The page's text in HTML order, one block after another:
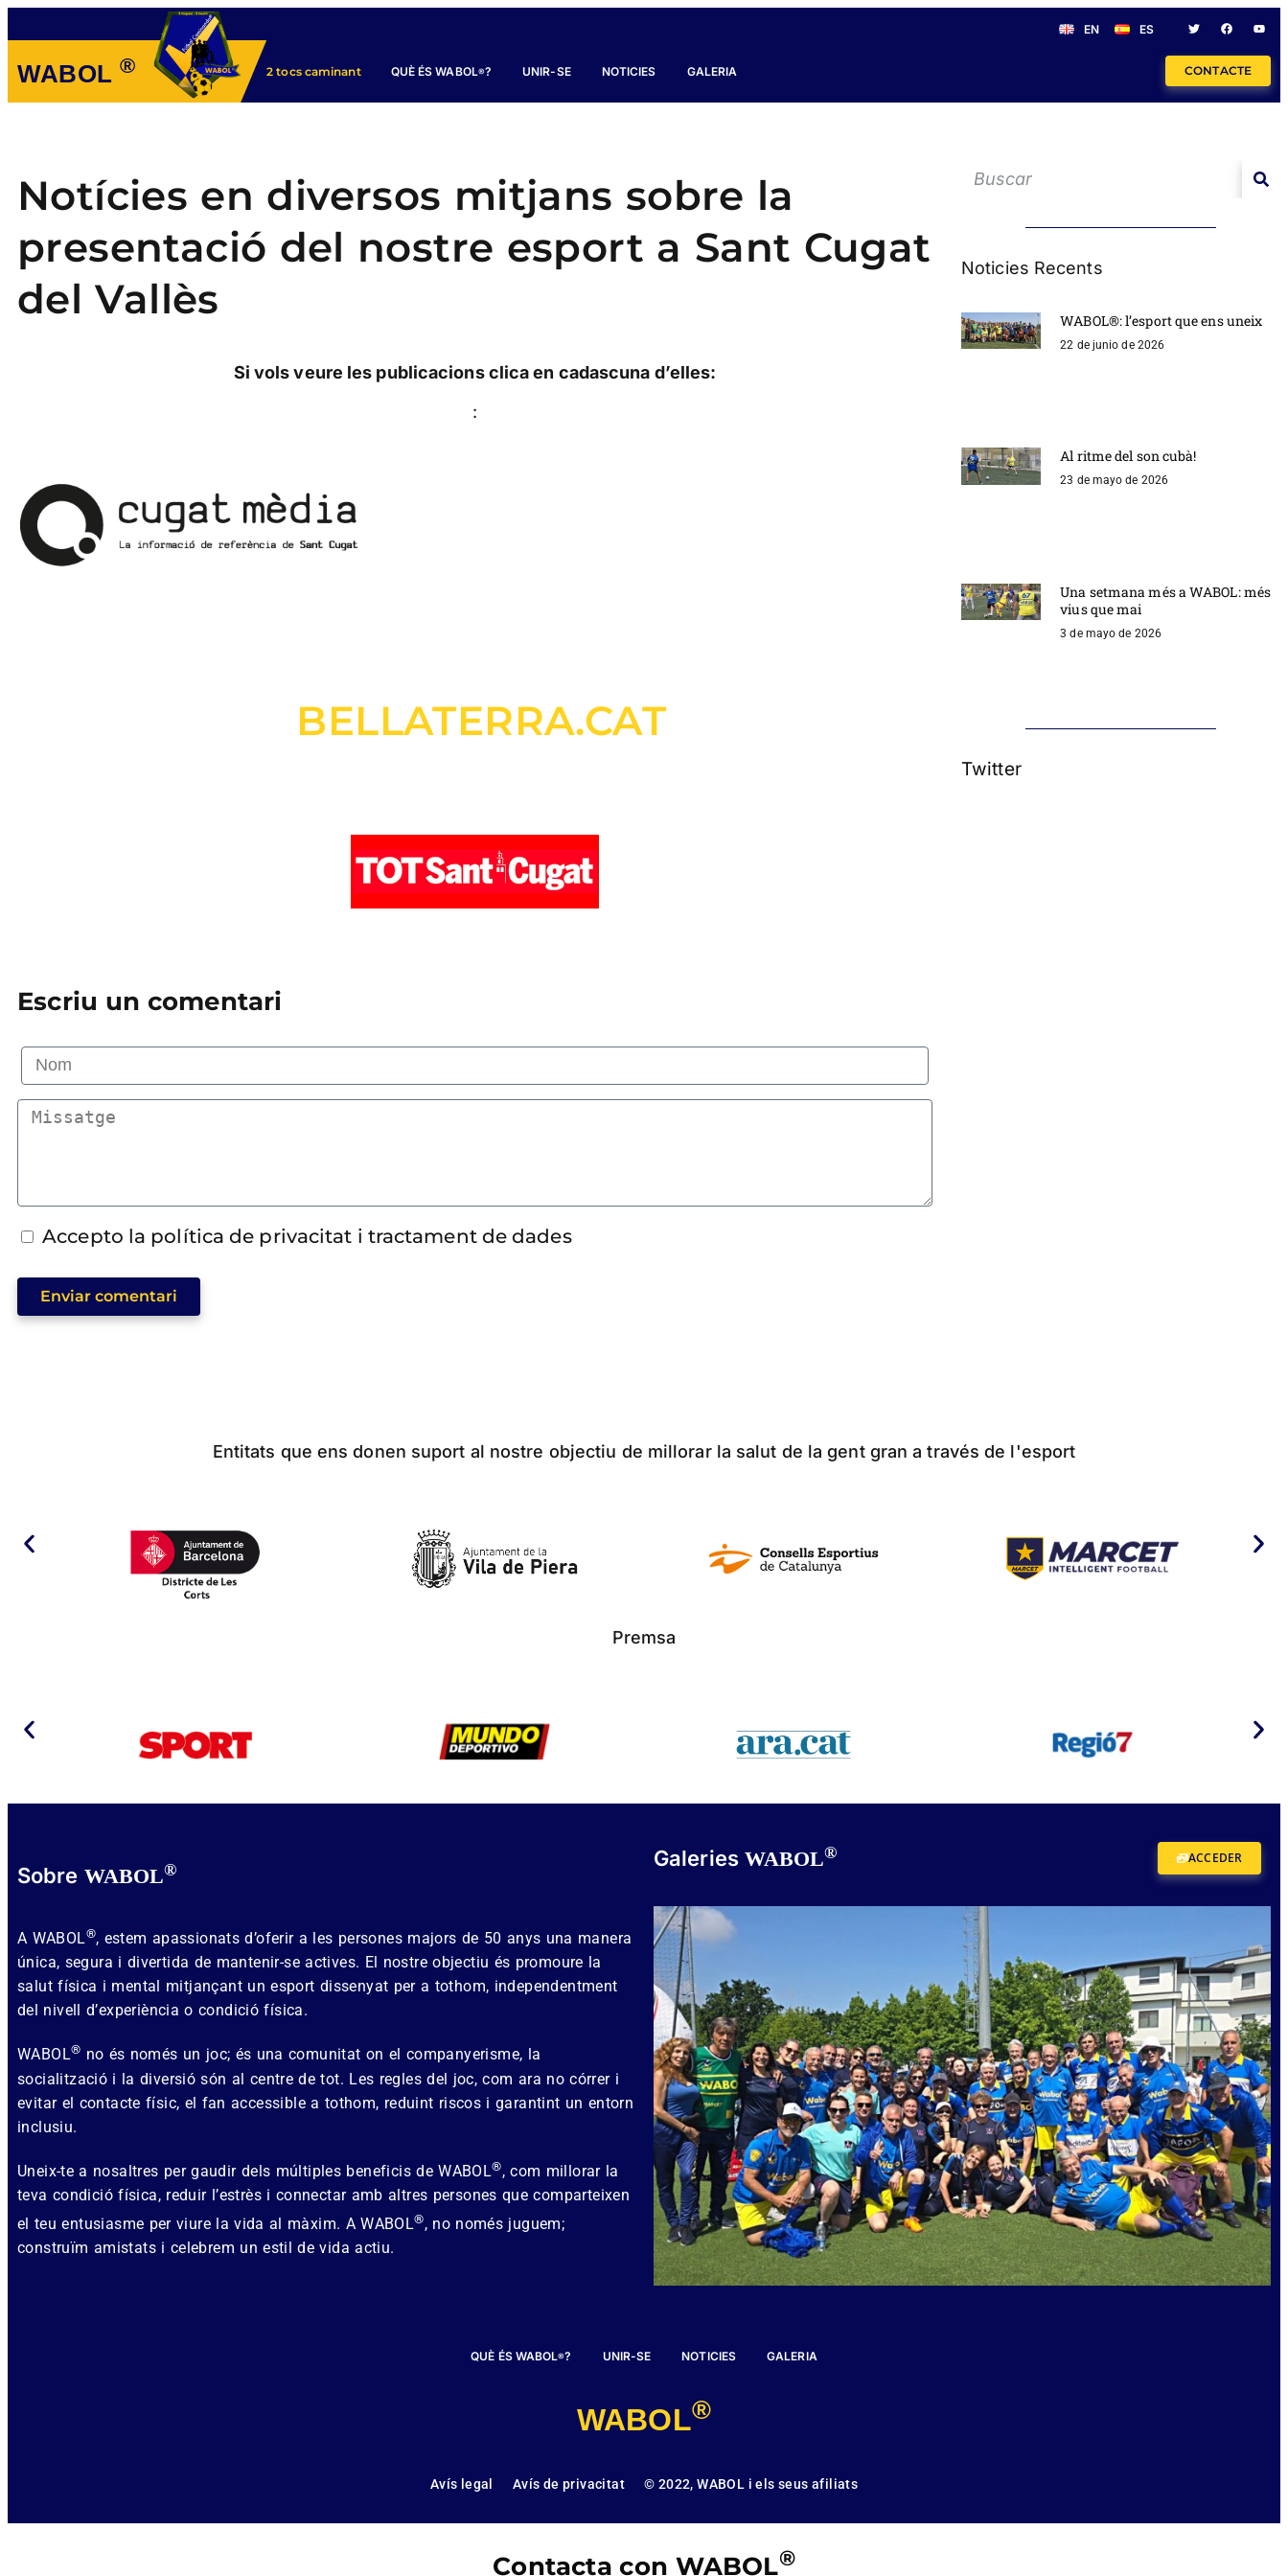
EN ES
WABOL ® 2 tocs caminant CONTACTE
QUÈ ÉS WABOL®? UNIR-SE NOTICIES GALERIA
Notícies en diversos mitjans sobre la
presentació del nostre esport a Sant Cugat
del Vallès
Si vols veure les publicacions clica en cadascuna d’elles:
:
BELLATERRA.CAT
Escriu un comentari
Accepto la política de privacitat i tractament de dades
Enviar comentari
Noticies Recents
WABOL®: l’esport que ens uneix
22 de junio de 2026
Al ritme del son cubà!
23 de mayo de 2026
Una setmana més a WABOL: més
vius que mai
3 de mayo de 2026
Twitter
Entitats que ens donen suport al nostre objectiu de millorar la salut de la gent gran a través de l'esport
Premsa
Sobre WABOL®
A WABOL®, estem apassionats d’oferir a les persones majors de 50 anys una manera
única, segura i divertida de mantenir-se actives. El nostre objectiu és promoure la
salut física i mental mitjançant un esport dissenyat per a tothom, independentment
del nivell d’experiència o condició física.
WABOL® no és només un joc; és una comunitat on el companyerisme, la
socialització i la diversió són al centre de tot. Les regles del joc, com ara no córrer i
evitar el contacte físic, el fan accessible a tothom, reduint riscos i garantint un entorn
inclusiu.
Uneix-te a nosaltres per gaudir dels múltiples beneficis de WABOL®, com millorar la
teva condició física, reduir l’estrès i connectar amb altres persones que comparteixen
el teu entusiasme per viure la vida al màxim. A WABOL®, no només juguem;
construïm amistats i celebrem un estil de vida actiu.
Galeries WABOL® ACCEDER
QUÈ ÉS WABOL®? UNIR-SE NOTICIES GALERIA
WABOL®
Avís legal Avís de privacitat © 2022, WABOL i els seus afiliats
Contacta con WABOL®